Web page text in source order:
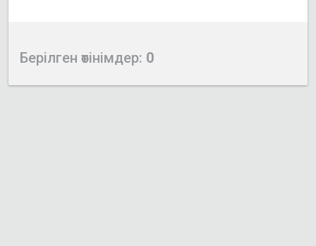
Берілген өтінімдер: 0